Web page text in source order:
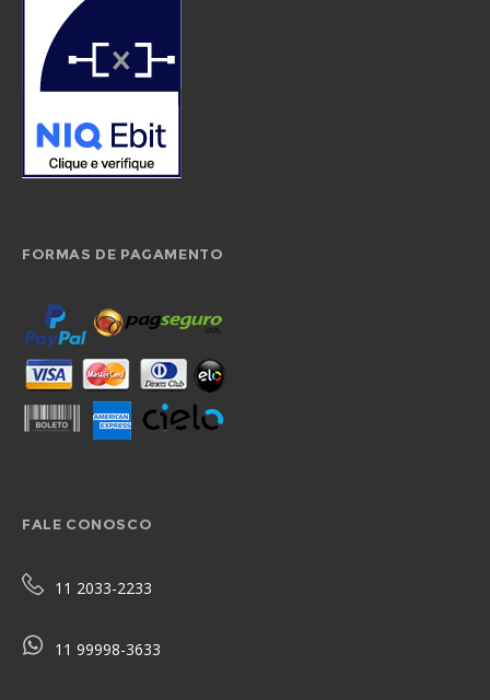
FORMAS DE PAGAMENTO
FALE CONOSCO
11 2033-2233
11 99998-3633